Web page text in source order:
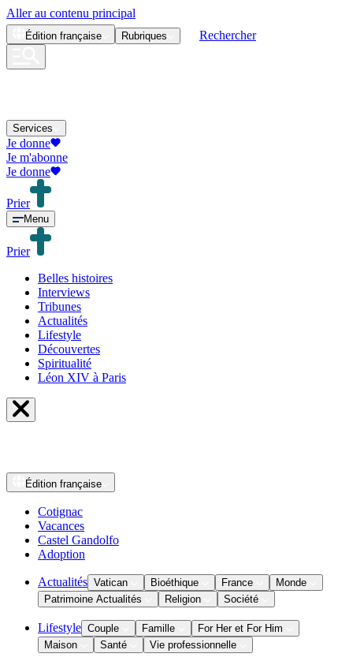
Aller au contenu principal
Édition française Rubriques Rechercher
Services
Je donne
Je m'abonne
Je donne
Prier
Menu
Prier
Belles histoires
Interviews
Tribunes
Actualités
Lifestyle
Découvertes
Spiritualité
Léon XIV à Paris
Édition française
Cotignac
Vacances
Castel Gandolfo
Adoption
Actualités Vatican Bioéthique France
Monde
Patrimoine Actualités
Religion Société
Lifestyle Couple Famille
For Her et For Him
Maison
Santé Vie professionnelle